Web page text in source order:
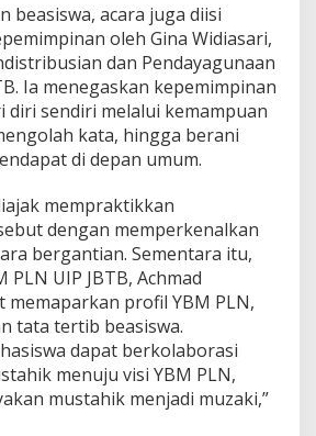
beasiswa, acara juga diisi
oleh Gina Widiasari,
dan Pendayagunaan
Ia menegaskan kepemimpinan
diri sendiri melalui kemampuan
kata, hingga berani
di depan umum.
mempraktikkan
dengan memperkenalkan
bergantian. Sementara itu,
PLN UIP JBTB, Achmad
profil YBM PLN,
tata tertib beasiswa.
dapat berkolaborasi
menuju visi YBM PLN,
mustahik menjadi muzaki,”